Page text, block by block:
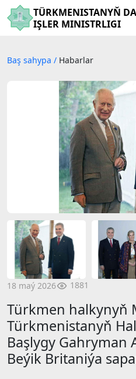
TÜRKMENISTANYŇ
IŞLER MINISTRLIGI
Baş sahypa / Habarlar
18 maý 2026 1881
Türkmen halkynyň
Türkmenistanyň
Başlygy Gahryman
Beýik Britaniýa